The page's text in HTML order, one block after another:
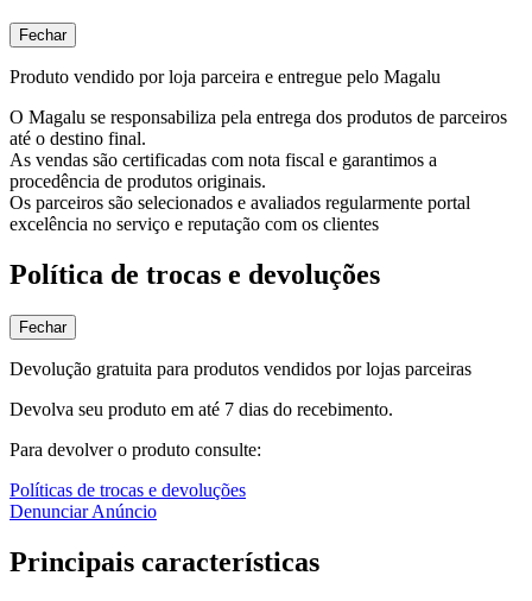
Fechar
Produto vendido por loja parceira e entregue pelo Magalu
O Magalu se responsabiliza pela entrega dos produtos de parceiros
até o destino final.
As vendas são certificadas com nota fiscal e garantimos a
procedência de produtos originais.
Os parceiros são selecionados e avaliados regularmente portal
excelência no serviço e reputação com os clientes
Política de trocas e devoluções
Fechar
Devolução gratuita para produtos vendidos por lojas parceiras
Devolva seu produto em até 7 dias do recebimento.
Para devolver o produto consulte:
Políticas de trocas e devoluções
Denunciar Anúncio
Principais características